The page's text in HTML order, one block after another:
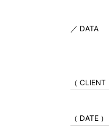
／ DATA
（ CLIENT
（ DATE ）